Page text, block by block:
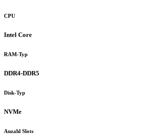
CPU
Intel Core
RAM-Typ
DDR4-DDR5
Disk-Typ
NVMe
Anzahl Slots